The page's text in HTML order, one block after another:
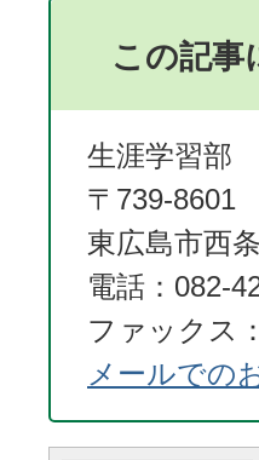
この記事
生涯学習部
〒739-8601
東広島市西
電話：082-
ファックス
メールでの